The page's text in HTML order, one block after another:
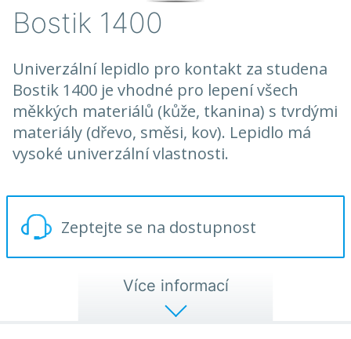
Bostik 1400
Univerzální lepidlo pro kontakt za studena
Bostik 1400 je vhodné pro lepení všech
měkkých materiálů (kůže, tkanina) s tvrdými
materiály (dřevo, směsi, kov). Lepidlo má
vysoké univerzální vlastnosti.
Zeptejte se na dostupnost
Více informací